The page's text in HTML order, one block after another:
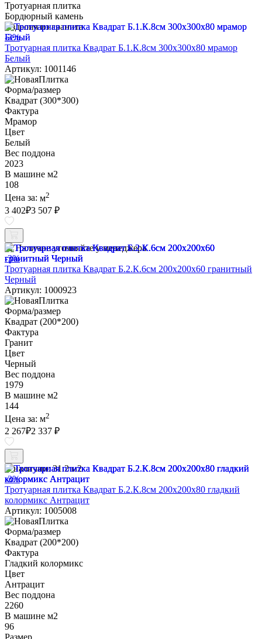
Тротуарная плитка
Бордюрный камень
Изделия из гранита
-3%
Тротуарная плитка Квадрат Б.1.К.8см 300х300х80 мрамор
Белый
Артикул: 1001146
Форма/размер
Квадрат (300*300)
Фактура
Мрамор
Цвет
Белый
Вес поддона
2023
В машине м2
108
Цена за: м2
3 402₽3 507 ₽
Наличие уточняйте у менеджера
-3%
Тротуарная плитка Квадрат Б.2.К.6см 200х200х60 гранитный
Черный
Артикул: 1000923
Форма/размер
Квадрат (200*200)
Фактура
Гранит
Цвет
Черный
Вес поддона
1979
В машине м2
144
Цена за: м2
2 267₽2 337 ₽
В наличии: 31.2 м2
-3%
Тротуарная плитка Квадрат Б.2.К.8см 200х200х80 гладкий
колормикс Антрацит
Артикул: 1005008
Форма/размер
Квадрат (200*200)
Фактура
Гладкий колормикс
Цвет
Антрацит
Вес поддона
2260
В машине м2
96
Размер